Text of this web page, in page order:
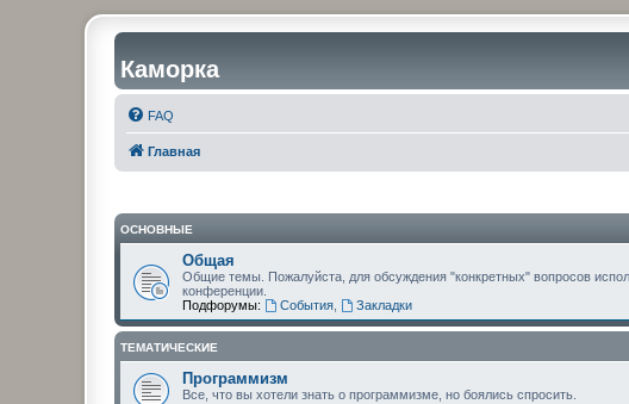
Каморка
FAQ
Главная
ОСНОВНЫЕ
Общая
Общие темы. Пожалуйста, для обсуждения "конкретных" вопросов
конференции.
Подфорумы:
События, Закладки
ТЕМАТИЧЕСКИЕ
Программизм
Все, что вы хотели знать о программизме, но боялись спросить.